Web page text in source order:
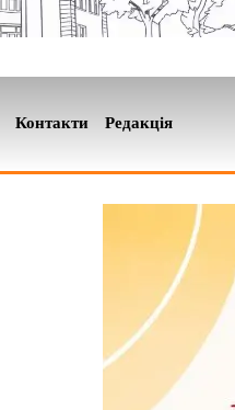
Контакти Редакція